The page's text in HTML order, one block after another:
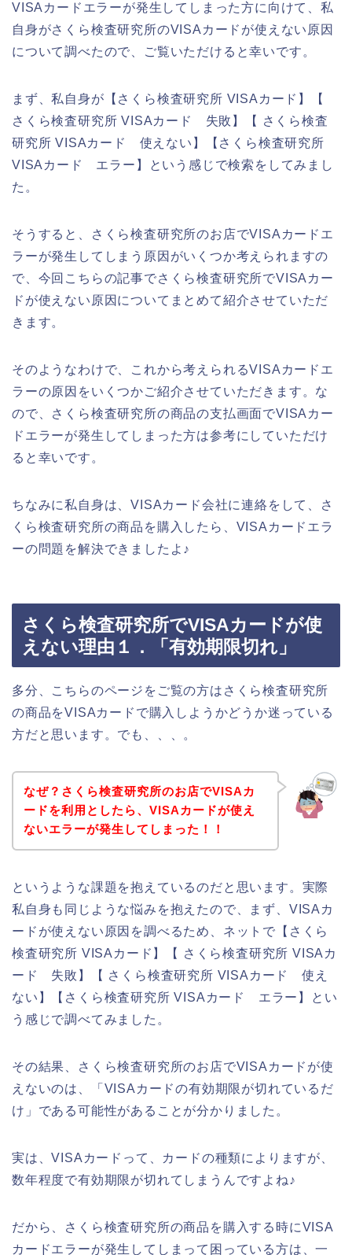
VISAカードエラーが発生してしまった方に向けて、私
自身がさくら検査研究所のVISAカードが使えない原因
について調べたので、ご覧いただけると幸いです。
まず、私自身が【さくら検査研究所 VISAカード】【
さくら検査研究所 VISAカード 失敗】【 さくら検査
研究所 VISAカード 使えない】【さくら検査研究所
VISAカード エラー】という感じで検索をしてみまし
た。
そうすると、さくら検査研究所のお店でVISAカードエ
ラーが発生してしまう原因がいくつか考えられますの
で、今回こちらの記事でさくら検査研究所でVISAカー
ドが使えない原因についてまとめて紹介させていただ
きます。
そのようなわけで、これから考えられるVISAカードエ
ラーの原因をいくつかご紹介させていただきます。な
ので、さくら検査研究所の商品の支払画面でVISAカー
ドエラーが発生してしまった方は参考にしていただけ
ると幸いです。
ちなみに私自身は、VISAカード会社に連絡をして、さ
くら検査研究所の商品を購入したら、VISAカードエラ
ーの問題を解決できましたよ♪
さくら検査研究所でVISAカードが使
えない理由１．「有効期限切れ」
多分、こちらのページをご覧の方はさくら検査研究所
の商品をVISAカードで購入しようかどうか迷っている
方だと思います。でも、、、。
なぜ？さくら検査研究所のお店でVISAカ
ードを利用としたら、VISAカードが使え
ないエラーが発生してしまった！！
というような課題を抱えているのだと思います。実際
私自身も同じような悩みを抱えたので、まず、VISAカ
ードが使えない原因を調べるため、ネットで【さくら
検査研究所 VISAカード】【 さくら検査研究所 VISAカ
ード 失敗】【 さくら検査研究所 VISAカード 使え
ない】【さくら検査研究所 VISAカード エラー】とい
う感じで調べてみました。
その結果、さくら検査研究所のお店でVISAカードが使
えないのは、「VISAカードの有効期限が切れているだ
け」である可能性があることが分かりました。
実は、VISAカードって、カードの種類によりますが、
数年程度で有効期限が切れてしまうんですよね♪
だから、さくら検査研究所の商品を購入する時にVISA
カードエラーが発生してしまって困っている方は、一